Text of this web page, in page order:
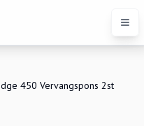
450 Vervangspons 2st